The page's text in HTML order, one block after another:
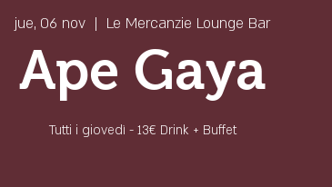
jue, 06 nov
  |
Le Mercanzie Lounge Bar
Ape Gaya
Tutti i giovedì - 13€ Drink + Buffet